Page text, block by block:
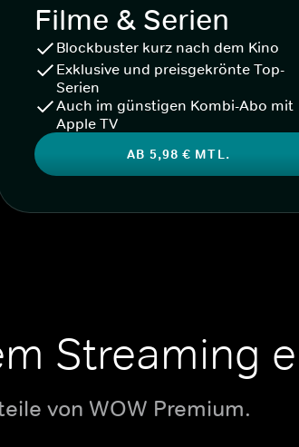
Filme & Serien
Blockbuster kurz nach dem Kino
Exklusive und preisgekrönte Top-
Serien
Auch im günstigen Kombi-Abo mit
Apple TV
AB 5,98 € MTL.
Streaming
von WOW Premium.